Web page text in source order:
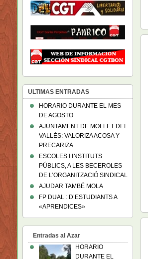
ULTIMAS ENTRADAS
HORARIO DURANTE EL MES
DE AGOSTO
AJUNTAMENT DE MOLLET DEL
VALLÈS: VALORIZA ACOSA Y
PRECARIZA
ESCOLES I INSTITUTS
PÚBLICS, A LES BECEROLES
DE L’ORGANITZACIÓ SINDICAL
AJUDAR TAMBÉ MOLA
FP DUAL : D’ESTUDIANTS A
«APRENDICES»
Entradas al Azar
HORARIO
DURANTE EL